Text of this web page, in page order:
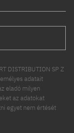
DISTRIBUTION SP Z
adatait
eladó milyen
az adatokat
egyet nem értését